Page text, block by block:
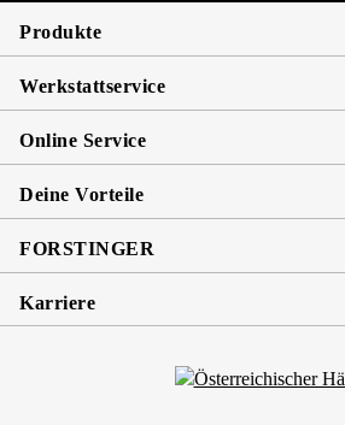
Produkte
Werkstattservice
Online Service
Deine Vorteile
FORSTINGER
Karriere